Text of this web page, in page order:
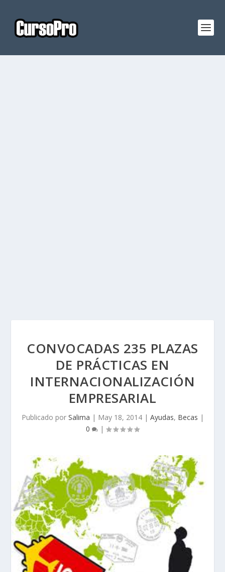
CONVOCADAS 235 PLAZAS
DE PRÁCTICAS EN
INTERNACIONALIZACIÓN
EMPRESARIAL
Publicado por Salima | May 18, 2014| Ayudas, Becas |
0
|